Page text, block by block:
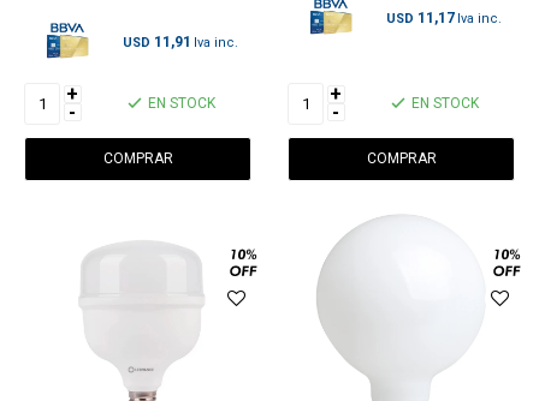
USD 11,91
+
- EN STOCK
USD 11,17
+
- EN STOCK